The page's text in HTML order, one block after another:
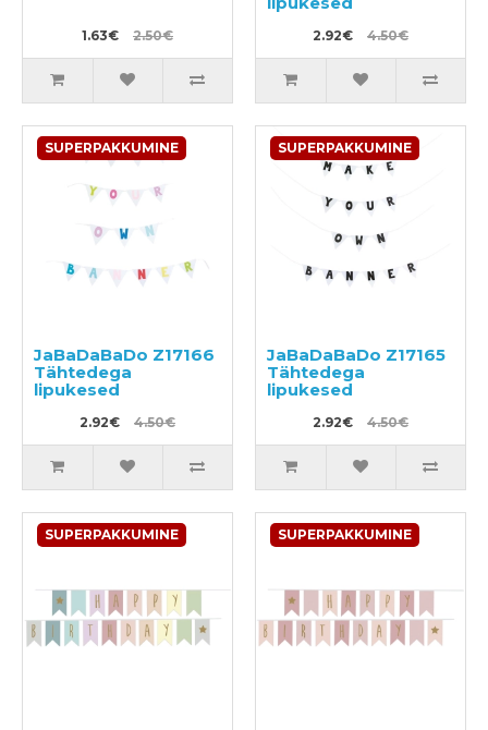
1.63€ 2.50€ 2.92€ 4.50€
SUPERPAKKUMINE
JaBaDaBaDo Z17166
Tähtedega
lipukesed
2.92€ 4.50€
SUPERPAKKUMINE
JaBaDaBaDo Z17165
Tähtedega
lipukesed
2.92€ 4.50€
SUPERPAKKUMINE SUPERPAKKUMINE